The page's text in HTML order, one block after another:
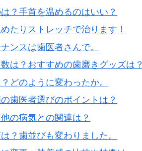
？手首を温めるのはいい？
たりストレッチで治ります！
ンスは歯医者さんで。
は？おすすめの歯磨きグッズは？
どのように変わったか。
歯医者選びのポイントは？
の病気との関連は？
？歯並びも変わりました。